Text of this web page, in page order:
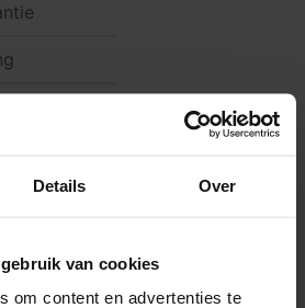
Details Over
van cookies
om content en advertenties te
Unikit 13/8